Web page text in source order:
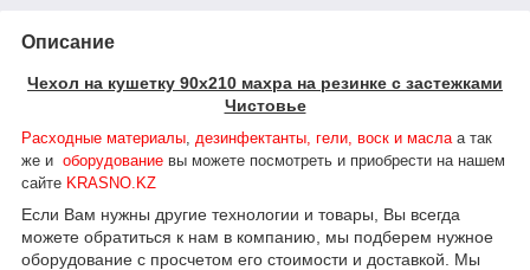
Описание
Чехол на кушетку 90х210 махра на резинке с застежками
Чистовье
Расходные материалы дезинфектанты, гели, воск и масла а так
же и оборудование вы можете посмотреть и приобрести на нашем
сайте KRASNO.KZ
Если Вам нужны другие технологии и товары, Вы всегда
можете обратиться к нам в компанию, мы подберем нужное
оборудование с просчетом его стоимости и доставкой. Мы